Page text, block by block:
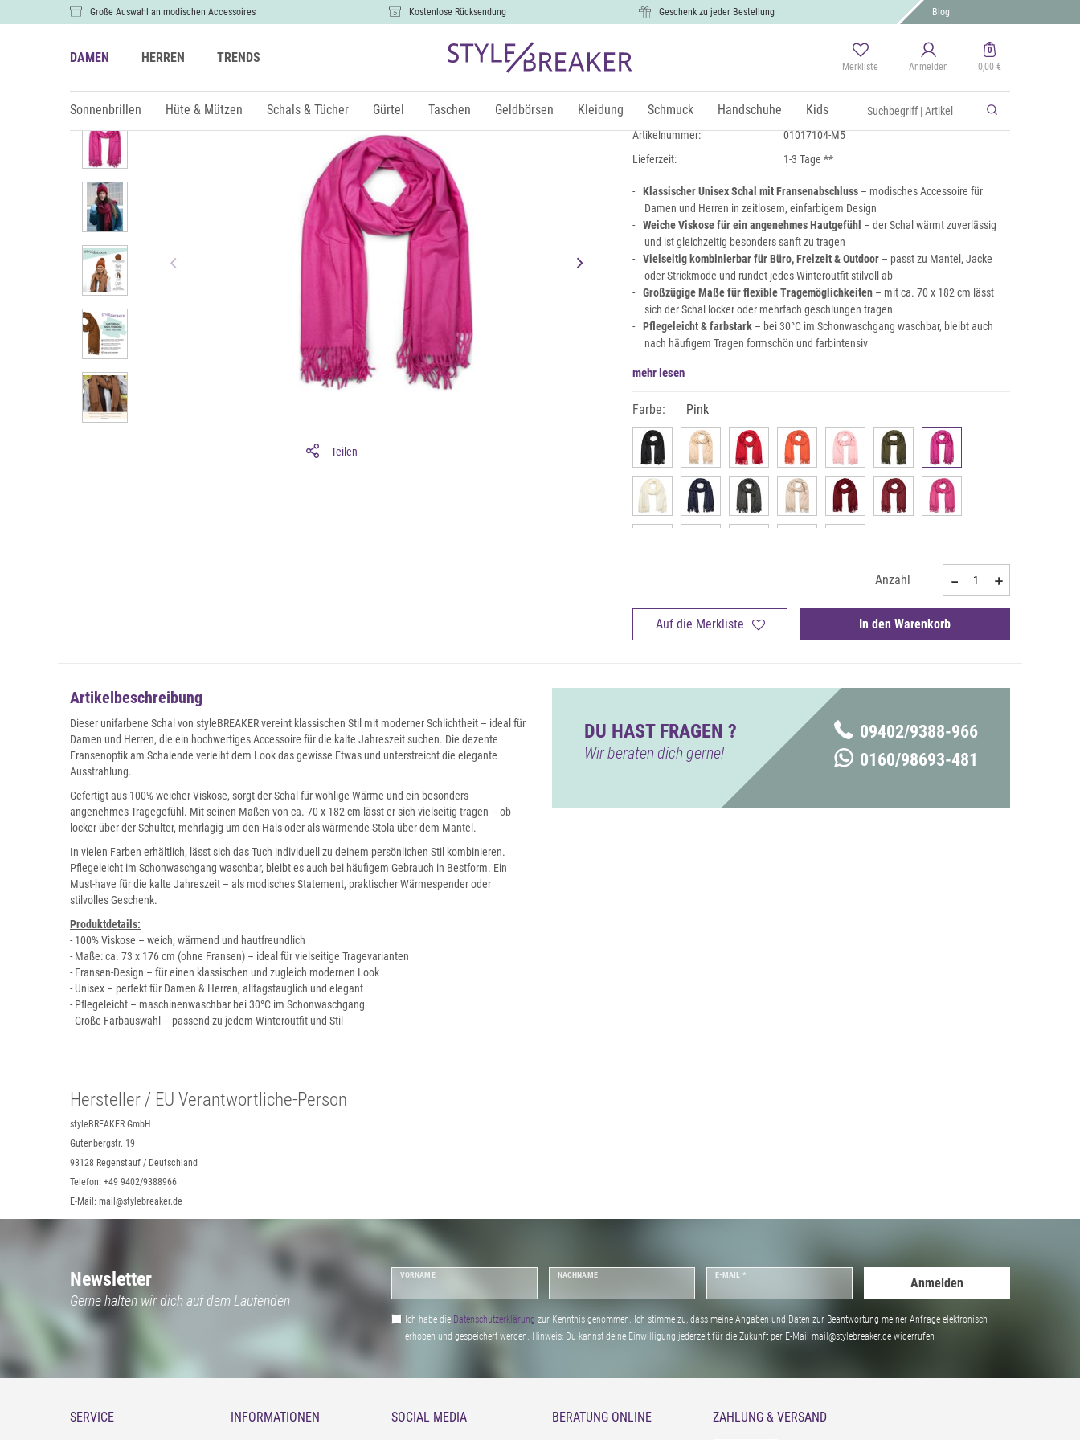
Große Auswahl an modischen Accessoires Kostenlose Rücksendung Geschenk zu jeder Bestellung Blog
DAMEN HERREN TRENDS
Merkliste Anmelden
0
0,00 €
Sonnenbrillen Hüte & Mützen Schals & Tücher Gürtel Taschen Geldbörsen Kleidung Schmuck Handschuhe Kids
Teilen
Weicher Schal Uni mit Fransen
12,99 €
inkl. MwSt., zzgl.Versand
Artikelnummer:
01017104-M5
Lieferzeit:
1-3 Tage **
Klassischer Unisex Schal mit Fransenabschluss– modisches Accessoire für
Damen und Herren in zeitlosem, einfarbigem Design
Weiche Viskose für ein angenehmes Hautgefühl – der Schal wärmt zuverlässig
und ist gleichzeitig besonders sanft zu tragen
Vielseitig kombinierbar für Büro, Freizeit & Outdoor– passt zu Mantel, Jacke
oder Strickmode und rundet jedes Winteroutfit stilvoll ab
Großzügige Maße für flexible Tragemöglichkeiten– mit ca. 70 x 182 cm lässt
sich der Schal locker oder mehrfach geschlungen tragen
Pflegeleicht & farbstark– bei 30°C im Schonwaschgang waschbar, bleibt auch
nach häufigem Tragen formschön und farbintensiv
mehr lesen
Farbe: Pink
Anzahl
Auf die Merkliste In den Warenkorb
Artikelbeschreibung
Dieser unifarbene Schal von styleBREAKER vereint klassischen Stil mit moderner Schlichtheit – ideal für
Damen und Herren, die ein hochwertiges Accessoire für die kalte Jahreszeit suchen. Die dezente
Fransenoptik am Schalende verleiht dem Look das gewisse Etwas und unterstreicht die elegante
Ausstrahlung.
Gefertigt aus 100% weicher Viskose, sorgt der Schal für wohlige Wärme und ein besonders
angenehmes Tragegefühl. Mit seinen Maßen von ca. 70 x 182 cm lässt er sich vielseitig tragen – ob
locker über der Schulter, mehrlagig um den Hals oder als wärmende Stola über dem Mantel.
In vielen Farben erhältlich, lässt sich das Tuch individuell zu deinem persönlichen Stil kombinieren.
Pflegeleicht im Schonwaschgang waschbar, bleibt es auch bei häufigem Gebrauch in Bestform. Ein
Must-have für die kalte Jahreszeit – als modisches Statement, praktischer Wärmespender oder
stilvolles Geschenk.
Produktdetails:
- 100% Viskose – weich, wärmend und hautfreundlich
- Maße: ca. 73 x 176 cm (ohne Fransen) – ideal für vielseitige Tragevarianten
- Fransen-Design – für einen klassischen und zugleich modernen Look
- Unisex – perfekt für Damen & Herren, alltagstauglich und elegant
- Pflegeleicht – maschinenwaschbar bei 30°C im Schonwaschgang
- Große Farbauswahl – passend zu jedem Winteroutfit und Stil
DU HAST FRAGEN ?
Wir beraten dich gerne!
09402/9388-966
0160/98693-481
Hersteller / EU Verantwortliche-Person
styleBREAKER GmbH
Gutenbergstr. 19
93128 Regenstauf / Deutschland
Telefon: +49 9402/9388966
E-Mail: mail@stylebreaker.de
Newsletter
Gerne halten wir dich auf dem Laufenden
VORNAME NACHNAME E-MAIL *
Anmelden
Ich habe die Daten­schutz­erklärung zur Kenntnis genommen. Ich stimme zu, dass meine Angaben und Daten zur Beantwortung meiner Anfrage elektronisch
erhoben und gespeichert werden. Hinweis: Du kannst deine Einwilligung jederzeit für die Zukunft per E-Mail mail@stylebreaker.de widerrufen
SERVICE INFORMATIONEN SOCIAL MEDIA BERATUNG ONLINE ZAHLUNG & VERSAND